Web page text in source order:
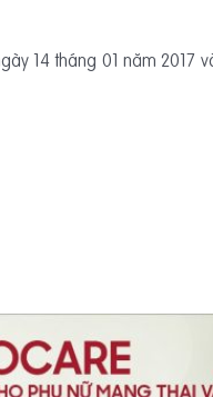
14 tháng 01 năm 2017